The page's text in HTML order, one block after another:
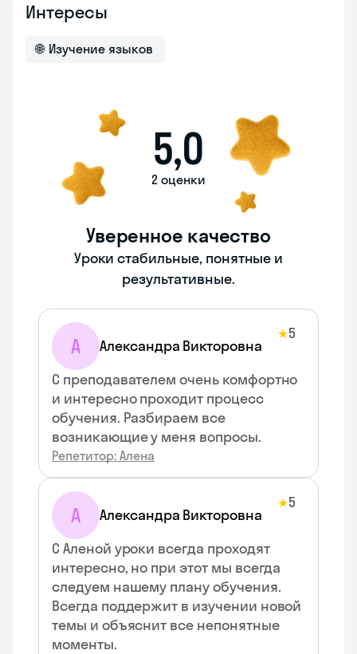
Интересы
🌐 Изучение языков
5,0
2 оценки
Уверенное качество
Уроки стабильные, понятные и
результативные.
А Александра Викторовна
★5
С преподавателем очень комфортно
и интересно проходит процесс
обучения. Разбираем все
возникающие у меня вопросы.
Репетитор: Алена
А Александра Викторовна
★5
С Аленой уроки всегда проходят
интересно, но при этот мы всегда
следуем нашему плану обучения.
Всегда поддержит в изучении новой
темы и объяснит все непонятные
моменты.